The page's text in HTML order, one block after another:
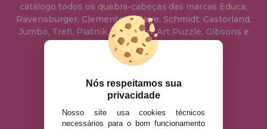
catálogo todos os quebra-cabeças das marcas Educa,
Ravensburger, Clementoni, Heye, Schmidt, Castorland,
Jumbo, Trefl, Piatnik, Anatolian, Art Puzzle, Gibsons e
muito mais.
info@casadopuzzle.pt
AVISO LEGAL
Nós respeitamos sua
privacidade
Nosso site usa cookies técnicos
necessários para o bom funcionamento